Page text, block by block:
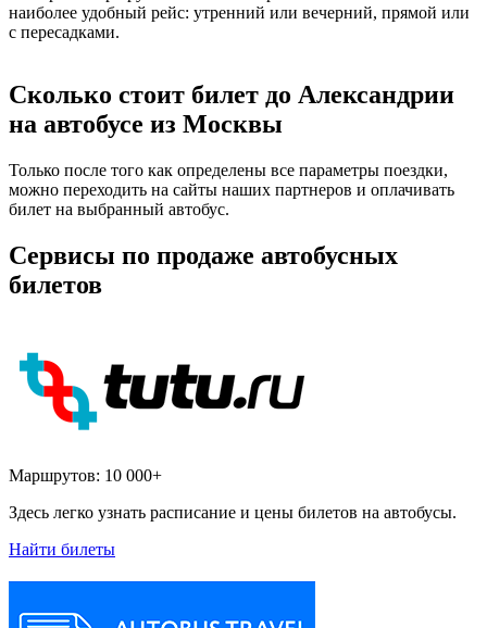
наиболее удобный рейс: утренний или вечерний, прямой или
с пересадками.
Сколько стоит билет до Александрии
на автобусе из Москвы
Только после того как определены все параметры поездки,
можно переходить на сайты наших партнеров и оплачивать
билет на выбранный автобус.
Сервисы по продаже автобусных
билетов
Маршрутов: 10 000+
Здесь легко узнать расписание и цены билетов на автобусы.
Найти билеты